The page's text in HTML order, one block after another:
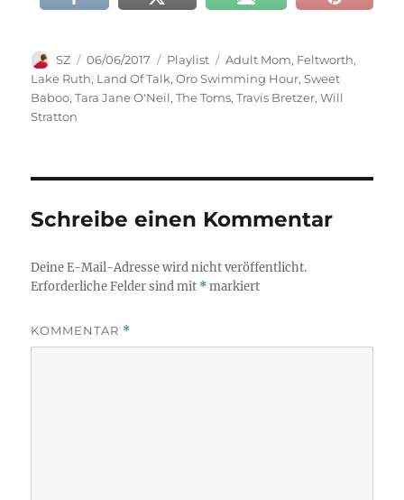
Autor
SZ
Veröffentlicht
am
06/06/2017 Kategorien
Playlist Schlagwörter
Adult Mom, Feltworth,
Lake Ruth, Land Of Talk,Oro Swimming Hour,Sweet
Baboo,Tara Jane O'Neil,The Toms,Travis Bretzer,Will
Stratton
Schreibe einen Kommentar
Deine E-Mail-Adresse wird nicht veröffentlicht.
Erforderliche Felder sind mit *markiert
KOMMENTAR *